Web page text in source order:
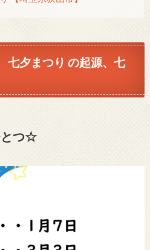
七夕まつり の起源、七
とつ☆